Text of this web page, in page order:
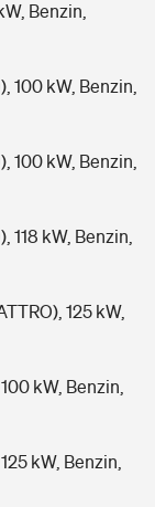
Benzin,
100 kW, Benzin,
100 kW, Benzin,
118 kW, Benzin,
125 kW,
kW, Benzin,
kW, Benzin,